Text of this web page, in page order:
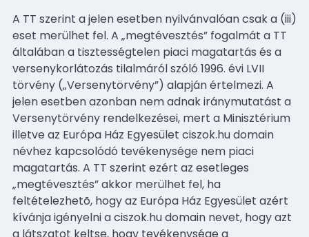
A TT szerint a jelen esetben nyilvánvalóan csak a (iii)
eset merülhet fel. A „megtévesztés” fogalmát a TT
általában a tisztességtelen piaci magatartás és a
versenykorlátozás tilalmáról szóló 1996. évi LVII
törvény („Versenytörvény”) alapján értelmezi. A
jelen esetben azonban nem adnak iránymutatást a
Versenytörvény rendelkezései, mert a Minisztérium
illetve az Európa Ház Egyesület ciszok.hu domain
névhez kapcsolódó tevékenysége nem piaci
magatartás. A TT szerint ezért az esetleges
„megtévesztés” akkor merülhet fel, ha
feltételezhetõ, hogy az Európa Ház Egyesület azért
kívánja igényelni a ciszok.hu domain nevet, hogy azt
a látszatot keltse, hogy tevékenysége a